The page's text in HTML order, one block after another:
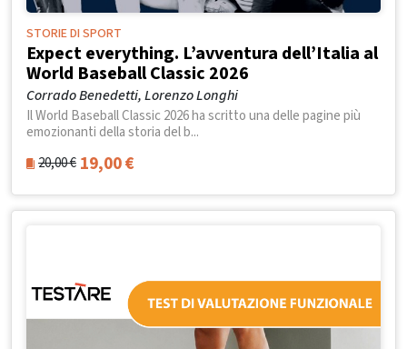
STORIE DI SPORT
Expect everything. L’avventura dell’Italia al
World Baseball Classic 2026
Corrado Benedetti, Lorenzo Longhi
Il World Baseball Classic 2026 ha scritto una delle pagine più
emozionanti della storia del b...
20,00€ 19,00€